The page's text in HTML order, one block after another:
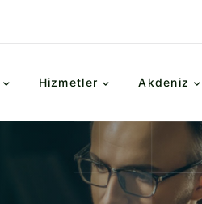
Hizmetler Akdeniz